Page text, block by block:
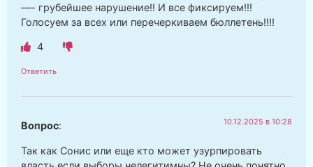
—- грубейшее нарушение!! И все фиксируем!!!
Голосуем за всех или перечеркиваем бюллетень!!!!
4
Ответить
Вопрос: 10.12.2025 в 10:28
Так как Сонис или еще кто может узурпировать